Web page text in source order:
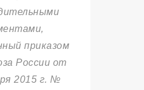
приказом
России от
2015 г. №